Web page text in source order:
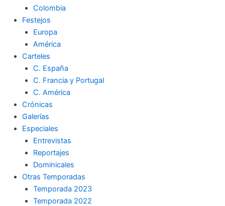
Colombia
Festejos
Europa
América
Carteles
C. España
C. Francia y Portugal
C. América
Crónicas
Galerías
Especiales
Entrevistas
Reportajes
Dominicales
Otras Temporadas
Temporada 2023
Temporada 2022